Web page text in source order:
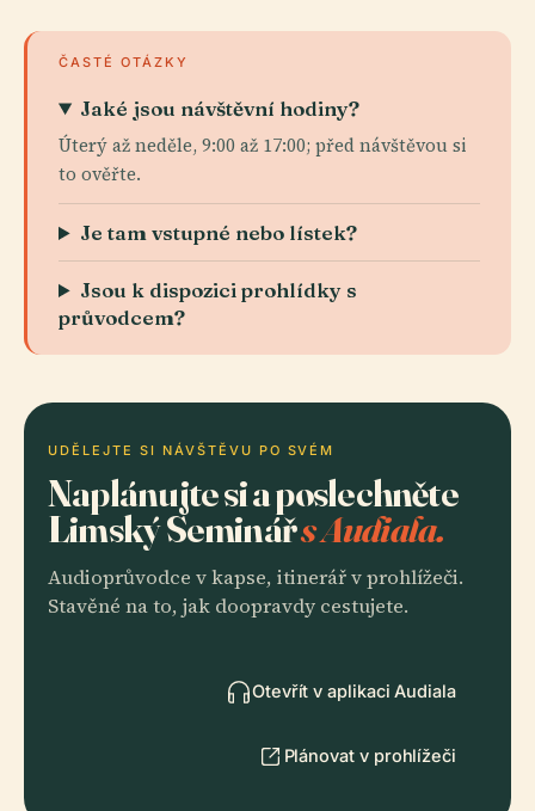
ČASTÉ OTÁZKY
Jaké jsou návštěvní hodiny?
Úterý až neděle, 9:00 až 17:00; před návštěvou si
to ověřte.
Je tam vstupné nebo lístek?
Jsou k dispozici prohlídky s
průvodcem?
UDĚLEJTE SI NÁVŠTĚVU PO SVÉM
Naplánujte si a poslechněte
Limský Seminářs Audiala.
Audioprůvodce v kapse, itinerář v prohlížeči.
Stavěné na to, jak doopravdy cestujete.
Otevřít v aplikaci Audiala
Plánovat v prohlížeči